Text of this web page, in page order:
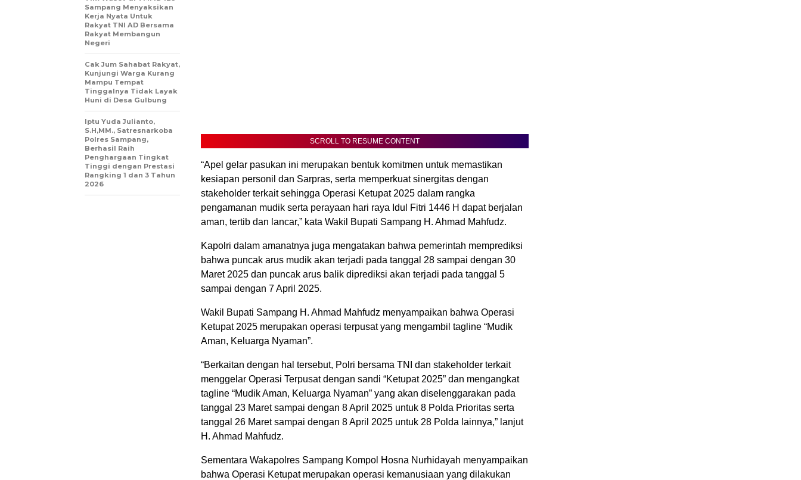
SCROLL TO RESUME CONTENT
“Apel gelar pasukan ini merupakan bentuk komitmen untuk memastikan
kesiapan personil dan Sarpras, serta memperkuat sinergitas dengan
stakeholder terkait sehingga Operasi Ketupat 2025 dalam rangka
pengamanan mudik serta perayaan hari raya Idul Fitri 1446 H dapat berjalan
aman, tertib dan lancar,” kata Wakil Bupati Sampang H. Ahmad Mahfudz.
Kapolri dalam amanatnya juga mengatakan bahwa pemerintah memprediksi
bahwa puncak arus mudik akan terjadi pada tanggal 28 sampai dengan 30
Maret 2025 dan puncak arus balik diprediksi akan terjadi pada tanggal 5
sampai dengan 7 April 2025.
Wakil Bupati Sampang H. Ahmad Mahfudz menyampaikan bahwa Operasi
Ketupat 2025 merupakan operasi terpusat yang mengambil tagline “Mudik
Aman, Keluarga Nyaman”.
“Berkaitan dengan hal tersebut, Polri bersama TNI dan stakeholder terkait
menggelar Operasi Terpusat dengan sandi “Ketupat 2025” dan mengangkat
tagline “Mudik Aman, Keluarga Nyaman” yang akan diselenggarakan pada
tanggal 23 Maret sampai dengan 8 April 2025 untuk 8 Polda Prioritas serta
tanggal 26 Maret sampai dengan 8 April 2025 untuk 28 Polda lainnya,” lanjut
H. Ahmad Mahfudz.
Sementara Wakapolres Sampang Kompol Hosna Nurhidayah menyampaikan
bahwa Operasi Ketupat merupakan operasi kemanusiaan yang dilakukan
Sampang Menyaksikan
Kerja Nyata Untuk
Rakyat TNI AD Bersama
Rakyat Membangun
Negeri
Cak Jum Sahabat Rakyat,
Kunjungi Warga Kurang
Mampu Tempat
Tinggalnya Tidak Layak
Huni di Desa Gulbung
Iptu Yuda Julianto,
S.H,MM., Satresnarkoba
Polres Sampang,
Berhasil Raih
Penghargaan Tingkat
Tinggi dengan Prestasi
Rangking 1 dan 3 Tahun
2026